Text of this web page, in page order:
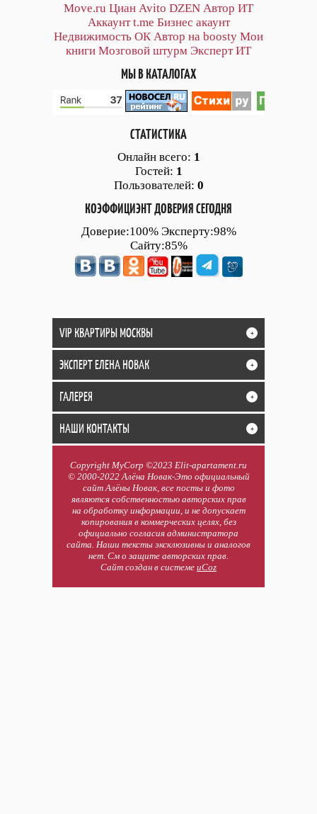
Move.ru Циан Avito DZEN Автор ИТ
Аккаунт t.me Бизнес акаунт
Недвижимость ОК Автор на boosty Мои
книги Мозговой штурм Эксперт ИТ
МЫ В КАТАЛОГАХ
СТАТИСТИКА
Онлайн всего: 1
Гостей: 1
Пользователей: 0
КОЭФФИЦИЭНТ ДОВЕРИЯ СЕГОДНЯ
Доверие:100% Эксперту:98%
Сайту:85%
VIP КВАРТИРЫ МОСКВЫ +
ЭКСПЕРТ ЕЛЕНА НОВАК +
ГАЛЕРЕЯ +
НАШИ КОНТАКТЫ +
Copyright MyCorp ©2023 Elit-apartament.ru
© 2000-2022 Алёна Новак-Это официальный
сайт Алёны Новак, все посты и фото
являются собственностью авторских прав
на обработку информации, и не допускает
копирования в коммерческих целях, без
официально согласия администратора
сайта. Наши тексты эксклюзивны и аналогов
нет. См о защите авторских прав.
Сайт создан в системе uCoz